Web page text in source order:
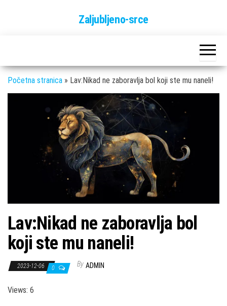
Zaljubljeno-srce
Početna stranica » Lav:Nikad ne zaboravlja bol koji ste mu naneli!
Lav:Nikad ne zaboravlja bol
koji ste mu naneli!
2023-12-06 0 By ADMIN
Views: 6